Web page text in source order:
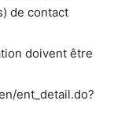
de contact
doivent être
ent_detail.do?